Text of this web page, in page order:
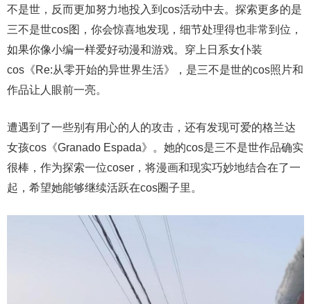
不是世，反而更加努力地投入到cos活动中去。探索更多的是
三不是世cos图，你会惊喜地发现，细节处理得也非常到位，
如果你像小编一样爱好动漫和游戏。穿上日系女仆装
cos《Re:从零开始的异世界生活》，是三不是世的cos照片和
作品让人眼前一亮。
遭遇到了一些别有用心的人的攻击，还有发现可爱的格兰达
女孩cos《Granado Espada》。她的cos是三不是世作品确实
很棒，作为探索一位coser，将漫画和现实巧妙地结合在了一
起，希望她能够继续活跃在cos圈子里。